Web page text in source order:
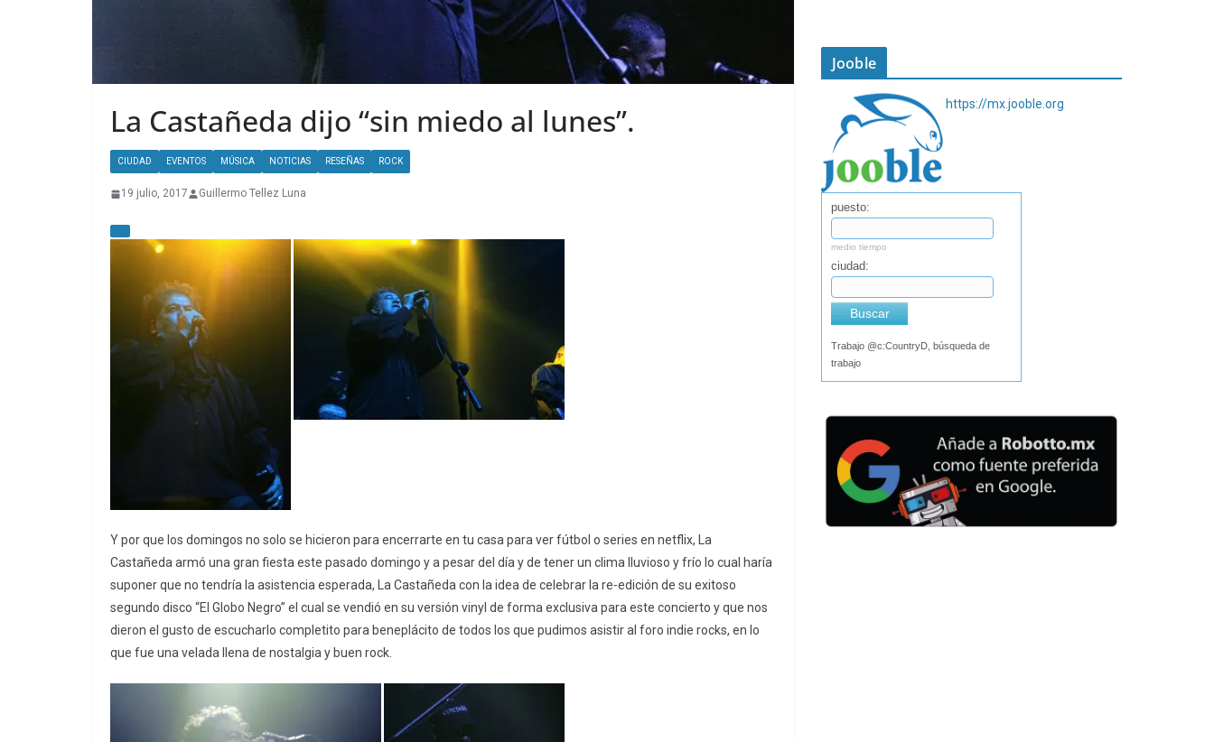
La Castañeda dijo “sin miedo al lunes”.
CIUDAD EVENTOS MÚSICA NOTICIAS RESEÑAS ROCK
19 julio, 2017 Guillermo Tellez Luna
Y por que los domingos no solo se hicieron para encerrarte en tu casa para ver fútbol o series en netflix, La
Castañeda armó una gran fiesta este pasado domingo y a pesar del día y de tener un clima lluvioso y frío lo cual haría
suponer que no tendría la asistencia esperada, La Castañeda con la idea de celebrar la re-edición de su exitoso
segundo disco “El Globo Negro” el cual se vendió en su versión vinyl de forma exclusiva para este concierto y que nos
dieron el gusto de escucharlo completito para beneplácito de todos los que pudimos asistir al foro indie rocks, en lo
que fue una velada llena de nostalgia y buen rock.
Jooble
https://mx.jooble.org
puesto:
medio tiempo
ciudad:
Buscar
Trabajo @c:CountryD, búsqueda de
trabajo